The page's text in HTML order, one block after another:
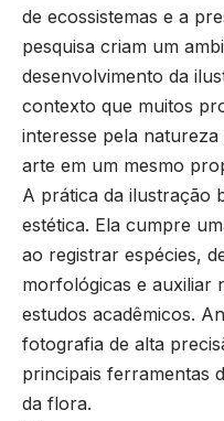
de ecossistemas e a
pesquisa criam um
desenvolvimento da
contexto que muitos
interesse pela
arte em um mesmo
A prática da ilustração
estética. Ela cumpre
ao registrar espécies,
morfológicas e auxiliar
estudos acadêmicos.
fotografia de alta
principais ferramentas
da flora.